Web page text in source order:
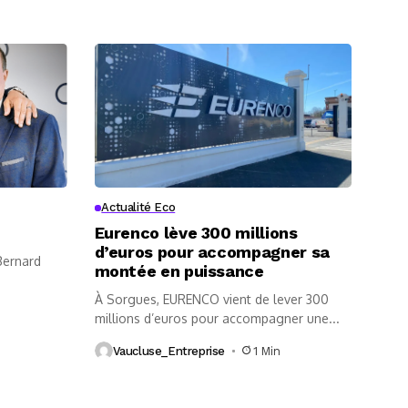
Actualité Eco
Eurenco lève 300 millions
d’euros pour accompagner sa
montée en puissance
À Sorgues, EURENCO vient de lever 300
millions d’euros pour accompagner une...
Vaucluse_Entreprise 1 Min